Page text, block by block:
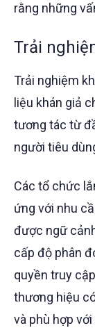
rằng những
Trải
Trải nghiệm
liệu khán giả
tương tác từ
người tiêu
Các tổ chức
ứng với nhu
được ngữ
cấp độ phân
quyền truy
thương hiệu
và phù hợp